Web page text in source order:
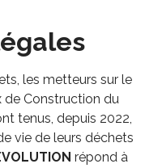
les metteurs sur le
de Construction du
tenus, depuis 2022,
vie de leurs déchets
répond à